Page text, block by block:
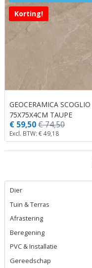
Dier
Tuin & Terras
Afrastering
Beregening
PVC & Installatie
Gereedschap
Korting!
GEOCERAMICA SCOGLIO
75X75X4CM TAUPE
€ 59,50€ 74,50
Excl. BTW: € 49,18